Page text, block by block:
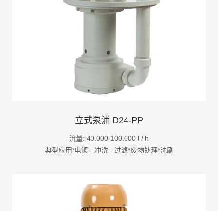
立式泵浦 D24-PP
流量: 40.000-100.000 l / h
典型应用*电镀 - 冲洗 - 过滤*废物处理*洗刷